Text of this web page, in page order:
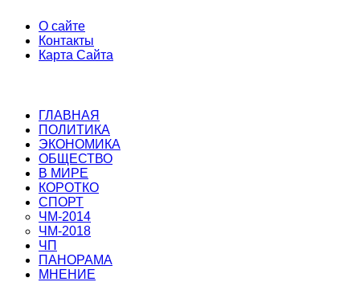
О сайте
Контакты
Карта Сайта
ГЛАВНАЯ
ПОЛИТИКА
ЭКОНОМИКА
ОБЩЕСТВО
В МИРЕ
КОРОТКО
СПОРТ
ЧМ-2014
ЧМ-2018
ЧП
ПАНОРАМА
МНЕНИЕ